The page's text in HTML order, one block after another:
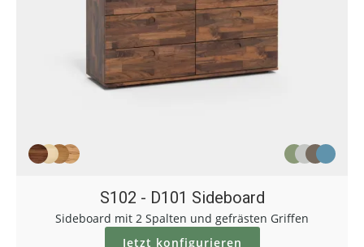
S102 - D101 Sideboard
Sideboard mit 2 Spalten und gefrästen Griffen
Jetzt konfigurieren